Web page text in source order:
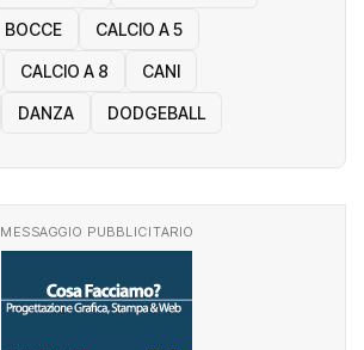
BOCCE CALCIO A 5
CALCIO A 8 CANI
DANZA DODGEBALL
MESSAGGIO PUBBLICITARIO